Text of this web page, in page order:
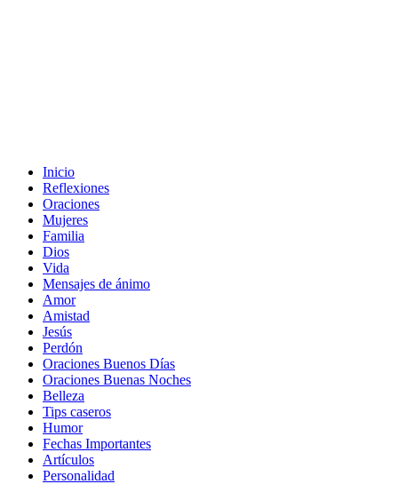
Inicio
Reflexiones
Oraciones
Mujeres
Familia
Dios
Vida
Mensajes de ánimo
Amor
Amistad
Jesús
Perdón
Oraciones Buenos Días
Oraciones Buenas Noches
Belleza
Tips caseros
Humor
Fechas Importantes
Artículos
Personalidad